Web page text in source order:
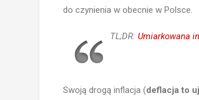
do czynienia w obecnie w Polsce.
TL;DR: Umiarkowana
Swoją drogą inflacja (deflacja to